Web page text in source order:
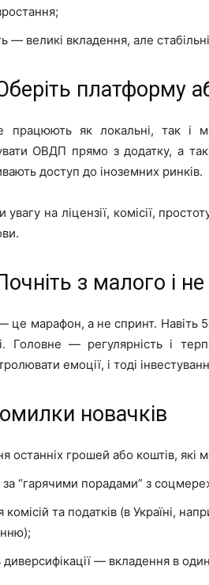
— великі вкладення, але
платформу
працюють як локальні, так і
ОВДП прямо з додатку, а
доступ до іноземних ринків.
увагу на ліцензії, комісії,
з малого і не
це марафон, а не спринт. Навіть
Головне — регулярність і
емоції, і тоді
новачків
останніх грошей або коштів,
за “гарячими порадами” з
комісій та податків (в Україні,
диверсифікації — вкладення в